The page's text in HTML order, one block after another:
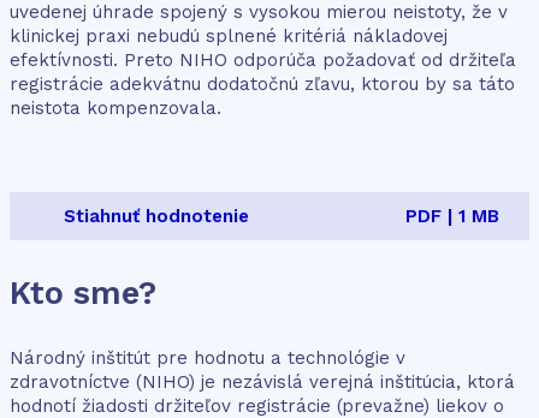
uvedenej úhrade spojený s vysokou mierou neistoty, že v
klinickej praxi nebudú splnené kritériá nákladovej
efektívnosti. Preto NIHO odporúča požadovať od držiteľa
registrácie adekvátnu dodatočnú zľavu, ktorou by sa táto
neistota kompenzovala.
Stiahnuť hodnotenie PDF | 1 MB
Kto sme?
Národný inštitút pre hodnotu a technológie v
zdravotníctve (NIHO) je nezávislá verejná inštitúcia, ktorá
hodnotí žiadosti držiteľov registrácie (prevažne) liekov o